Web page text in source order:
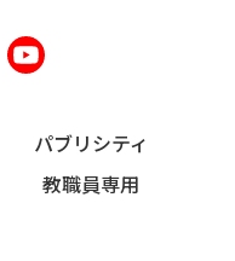
パブリシティ
教職員専用